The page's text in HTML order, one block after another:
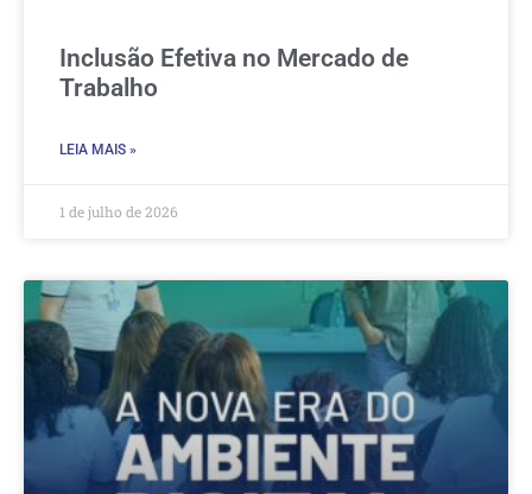
Inclusão Efetiva no Mercado de
Trabalho
LEIA MAIS »
1 de julho de 2026